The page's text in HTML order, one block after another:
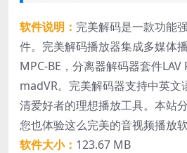
软件说明： 完美解码是一款功能
件。完美解码播放器集成多媒体
MPC-BE，分离器解码器套件
madVR。完美解码器支持中英文
清爱好者的理想播放工具。本站
您也体验这么完美的音视频播放软
软件大小： 123.67 MB